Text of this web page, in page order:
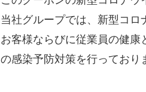
当社グループでは、新型コ
お客様ならびに従業員の健
の感染予防対策を行っており